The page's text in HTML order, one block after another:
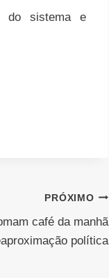
do sistema e
PRÓXIMO
café da manhã
política